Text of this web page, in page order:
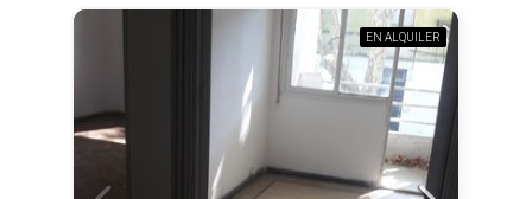
EN ALQUILER